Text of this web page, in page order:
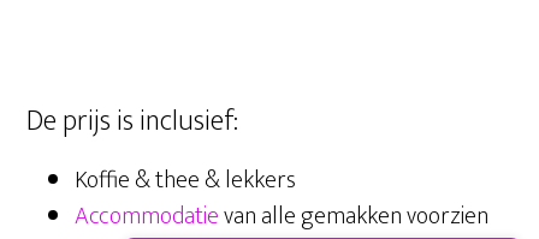
De prijs is inclusief:
Koffie & thee & lekkers
Accommodatievan alle gemakken voorzien